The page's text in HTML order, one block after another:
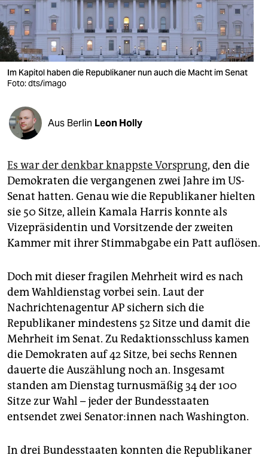
verlag
verlag
veranstaltungen
shop
fragen & hilfe
unterstützen
abo
genossenschaft
epaper login
Im Kapitol haben die Republikaner nun auch die Macht im Senat
Foto: dts/imago
Aus Berlin Leon Holly
Es war der denkbar knappste Vorsprung, den die
Demokraten die vergangenen zwei Jahre im US-
Senat hatten. Genau wie die Republikaner hielten
sie 50 Sitze, allein Kamala Harris konnte als
Vizepräsidentin und Vorsitzende der zweiten
Kammer mit ihrer Stimmabgabe ein Patt auflösen.
Doch mit dieser fragilen Mehrheit wird es nach
dem Wahldienstag vorbei sein. Laut der
Nachrichtenagentur AP sichern sich die
Republikaner mindestens 52 Sitze und damit die
Mehrheit im Senat. Zu Redaktionsschluss kamen
die Demokraten auf 42 Sitze, bei sechs Rennen
dauerte die Auszählung noch an. Insgesamt
standen am Dienstag turnusmäßig 34 der 100
Sitze zur Wahl – jeder der Bundesstaaten
entsendet zwei Se­na­to­r:in­nen nach Washington.
In drei Bundesstaaten konnten die Republikaner